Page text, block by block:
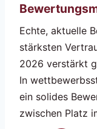
Echte, aktuelle
stärksten
2026 verstärkt
In
ein solides
zwischen Platz